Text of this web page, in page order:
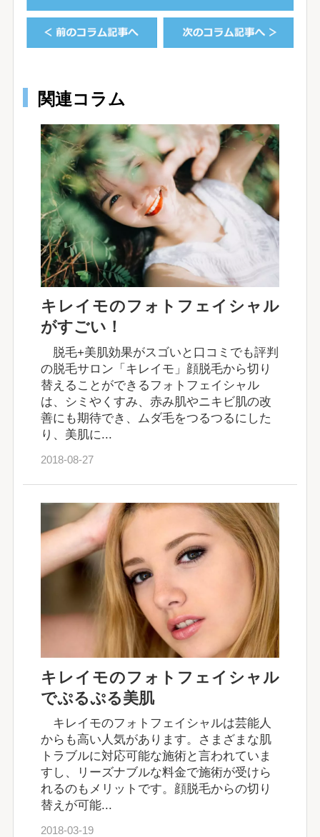
関連コラム
キレイモのフォトフェイシャル
がすごい！
脱毛+美肌効果がスゴいと口コミでも評判
の脱毛サロン「キレイモ」顔脱毛から切り
替えることができるフォトフェイシャル
は、シミやくすみ、赤み肌やニキビ肌の改
善にも期待でき、ムダ毛をつるつるにした
り、美肌に...
2018-08-27
キレイモのフォトフェイシャル
でぷるぷる美肌
キレイモのフォトフェイシャルは芸能人
からも高い人気があります。さまざまな肌
トラブルに対応可能な施術と言われていま
すし、リーズナブルな料金で施術が受けら
れるのもメリットです。顔脱毛からの切り
替えが可能...
2018-03-19